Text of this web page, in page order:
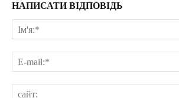
НАПИСАТИ ВІДПОВІДЬ